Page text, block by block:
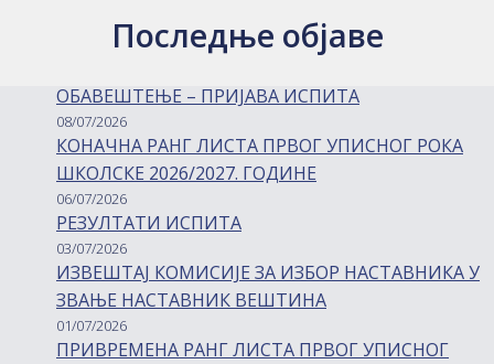
Последње објаве
ОБАВЕШТЕЊЕ – ПРИЈАВА ИСПИТА
08/07/2026
КОНАЧНА РАНГ ЛИСТА ПРВОГ УПИСНОГ РОКА
ШКОЛСКЕ 2026/2027. ГОДИНЕ
06/07/2026
РЕЗУЛТАТИ ИСПИТА
03/07/2026
ИЗВЕШТАЈ КОМИСИЈЕ ЗА ИЗБОР НАСТАВНИКА У
ЗВАЊЕ НАСТАВНИК ВЕШТИНА
01/07/2026
ПРИВРЕМЕНА РАНГ ЛИСТА ПРВОГ УПИСНОГ